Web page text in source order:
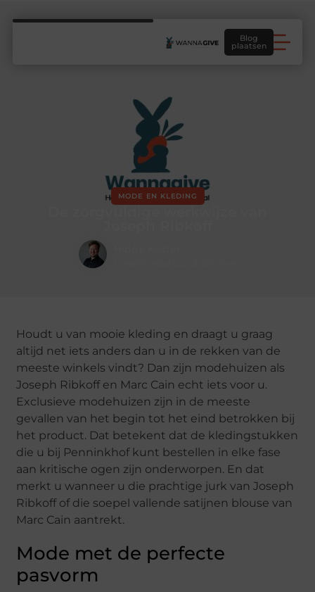
Blog
plaatsen
MODE EN KLEDING
Houdt u van mooie kleding en draagt u graag
altijd net iets anders dan u in de rekken van de
meeste winkels vindt? Dan zijn modehuizen als
Joseph Ribkoff en Marc Cain echt iets voor u.
Exclusieve modehuizen zijn in de meeste
gevallen van het begin tot het eind betrokken bij
het product. Dat betekent dat de kledingstukken
die u bij Penninkhof kunt bestellen in elke fase
aan kritische ogen zijn onderworpen. En dat
merkt u wanneer u die prachtige jurk van Joseph
Ribkoff of die soepel vallende satijnen blouse van
Marc Cain aantrekt.
Mode met de perfecte
pasvorm